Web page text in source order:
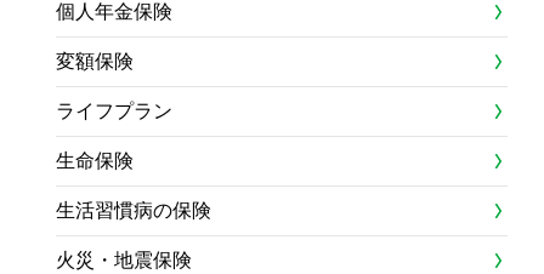
個人年金保険
変額保険
ライフプラン
生命保険
生活習慣病の保険
火災・地震保険